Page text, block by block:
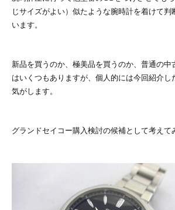
じサイズがよい）似たような腕時計を着けて判
います。
新品を買うのか、極美品を買うのか、普通の中
はいくつもありますが、個人的には今回紹介し
気がします。
グランドセイコー購入検討の候補として考えて